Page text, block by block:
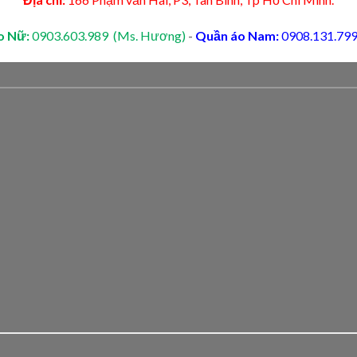
Nữ:0903.603.989 (Ms. Hương) - Quần áo Nam: